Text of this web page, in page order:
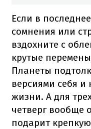
Если в
сомнения или
вздохните с
крутые
Планеты
версиями себя и
жизни. А для
четверг вообще
подарит